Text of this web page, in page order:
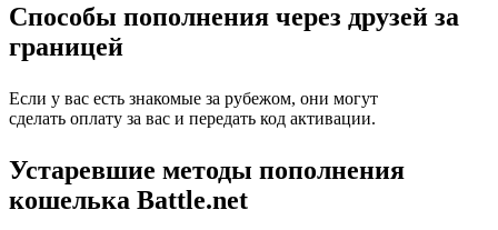
Способы пополнения через друзей за
границей
Если у вас есть знакомые за рубежом, они могут
сделать оплату за вас и передать код активации.
Устаревшие методы пополнения
кошелька Battle.net